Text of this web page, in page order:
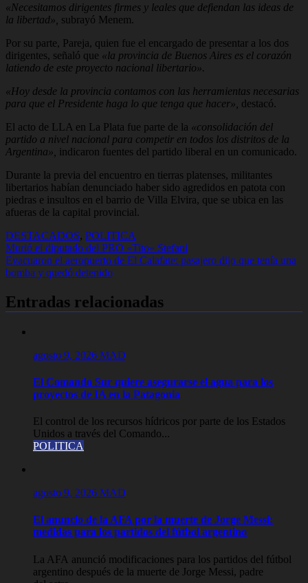
«Necesitamos dirigentes firmes y leales que defiendan las ideas de
la libertad», subrayó Menem.
Por su parte, Pareja, quien fue el encargado de presentar a los dos
dirigentes, señaló que «la provincia de Buenos Aires es el corazón
latiendo de este proyecto nacional libertario».
«Hoy desde la provincia contamos con las herramientas necesarias
para que el Presidente haga lo que tenga que hacer», destacó.
El acto de LLA en La Plata fue parte de la «consolidación del
partido a nivel nacional para competir en todos los distritos de la
Argentina», indicaron fuentes del partido liberal en un comunicado.
Durante la previa del encuentro en tierras platenses, militantes
libertarios habían denunciado haber sido agredidos en patota con
piedras e insultos en el barrio de Villa Elvira, que se ubica en las
afueras de la capital provincial.
DESTACADOS, POLITICA
Navegación
de
Murió el diputado del PRO «Tito» Stefani
Evacuaron el aeropuerto de El Calafate: pasajero dijo que tenía una
bomba y quedó detenido
Entradas relacionadas
agosto 9, 2026 MAD
El Comando Sur quiere asegurarse el agua para los
proyectos de IA en la Patagonia
El control de los recursos hídricos por parte de los Estados
Unidos a través del Comando...
POLITICA
agosto 9, 2026 MAD
El anuncio de la AFA por la muerte de Jorge Messi:
medidas para los partidos del fútbol argentino
La AFA anunció modificaciones para los partidos del fútbol
argentino después de la muerte de Jorge Messi, padre